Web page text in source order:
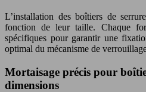
L’installation des boîtiers de
fonction de leur taille. Chaque
spécifiques pour garantir une
optimal du mécanisme de
Mortaisage précis pour
dimensions